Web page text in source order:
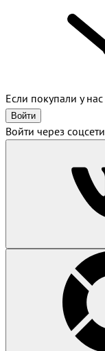
Если покупали у нас
Войти
Войти через соцсети